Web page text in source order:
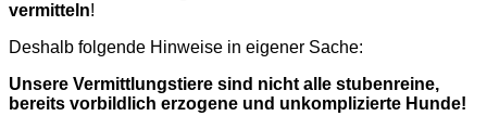
vermitteln!
Deshalb folgende Hinweise in eigener Sache:
Unsere Vermittlungstiere sind nicht alle stubenreine,
bereits vorbildlich erzogene und unkomplizierte Hunde!